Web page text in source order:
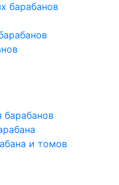
барабанов
барабанов
и томов